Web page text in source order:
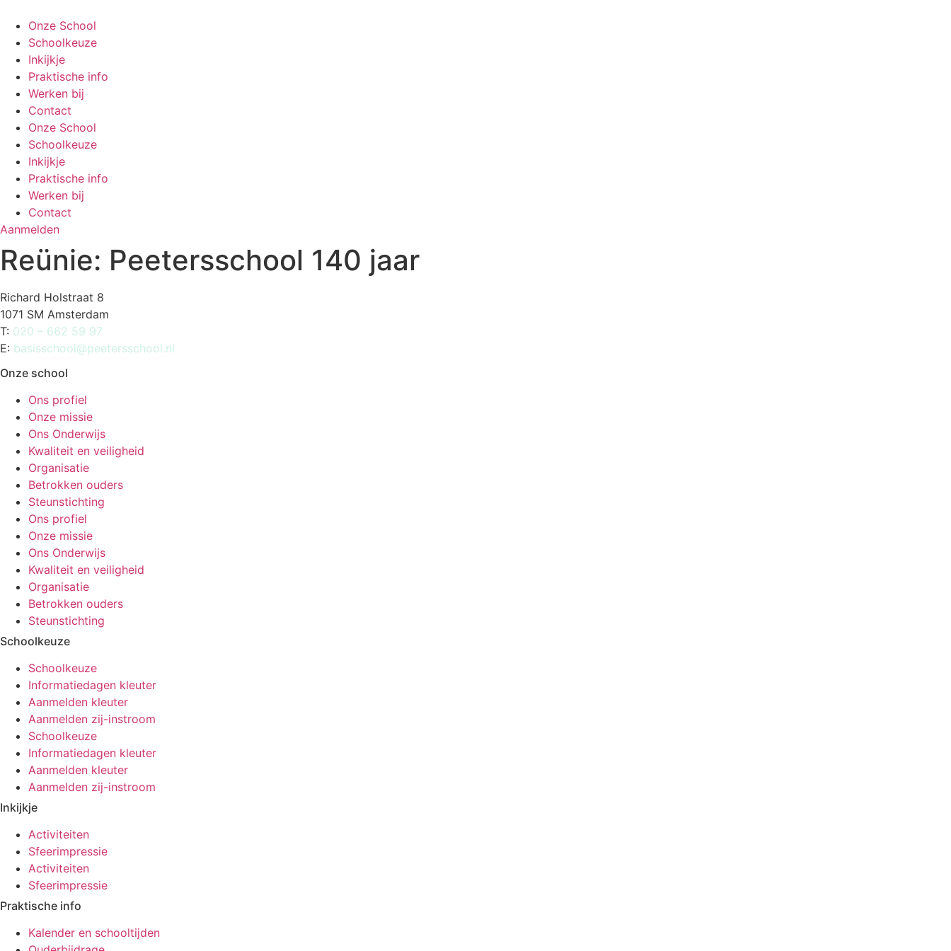
naar
inhoud
Onze School
Schoolkeuze
Inkijkje
Praktische info
Werken bij
Contact
Onze School
Schoolkeuze
Inkijkje
Praktische info
Werken bij
Contact
Aanmelden
Reünie: Peetersschool 140 jaar
Richard Holstraat 8
1071 SM Amsterdam
T: 020 – 662 59 97
E: basisschool@peetersschool.nl
Onze school
Ons profiel
Onze missie
Ons Onderwijs
Kwaliteit en veiligheid
Organisatie
Betrokken ouders
Steunstichting
Ons profiel
Onze missie
Ons Onderwijs
Kwaliteit en veiligheid
Organisatie
Betrokken ouders
Steunstichting
Schoolkeuze
Schoolkeuze
Informatiedagen kleuter
Aanmelden kleuter
Aanmelden zij-instroom
Schoolkeuze
Informatiedagen kleuter
Aanmelden kleuter
Aanmelden zij-instroom
Inkijkje
Activiteiten
Sfeerimpressie
Activiteiten
Sfeerimpressie
Praktische info
Kalender en schooltijden